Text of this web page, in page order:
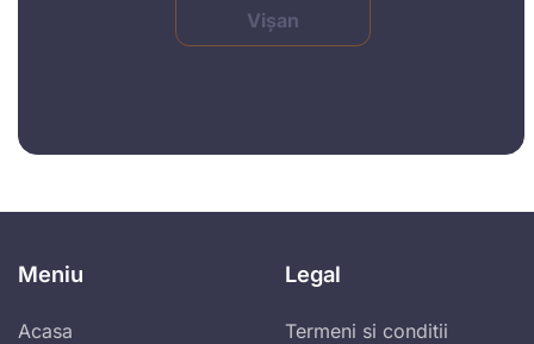
Vișan
Meniu
Acasa
Legal
Termeni si conditii